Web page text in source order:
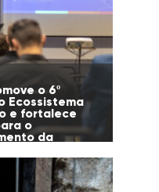
o 6º
Ecossistema
e fortalece
o
da